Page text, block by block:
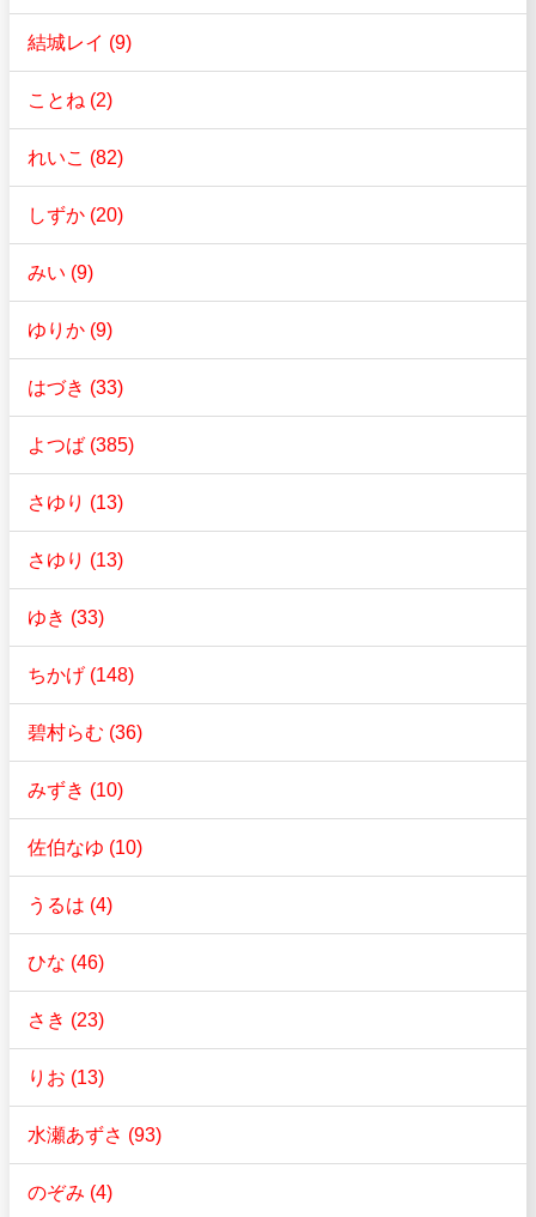
結城レイ (9)
ことね (2)
れいこ (82)
しずか (20)
みい (9)
ゆりか (9)
はづき (33)
よつば (385)
さゆり (13)
さゆり (13)
ゆき (33)
ちかげ (148)
碧村らむ (36)
みずき (10)
佐伯なゆ (10)
うるは (4)
ひな (46)
さき (23)
りお (13)
水瀬あずさ (93)
のぞみ (4)